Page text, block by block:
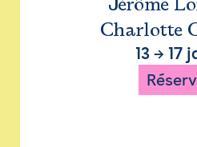
Charlotte
13→ 17